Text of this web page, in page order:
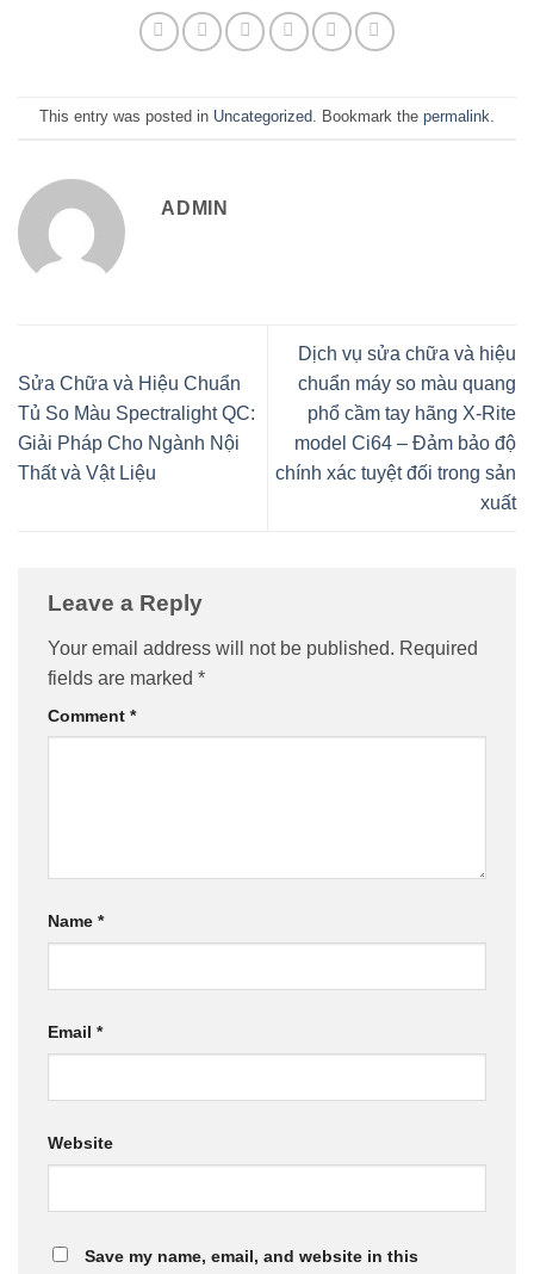
This entry was posted in Uncategorized . Bookmark the permalink
ADMIN
Sửa Chữa và Hiệu Chuẩn
Tủ So Màu Spectralight QC:
Giải Pháp Cho Ngành Nội
Thất và Vật Liệu
Dịch vụ sửa chữa và hiệu
chuẩn máy so màu quang
phổ cầm tay hãng X-Rite
model Ci64 – Đảm bảo độ
chính xác tuyệt đối trong sản
xuất
Leave a Reply
Your email address will not be published. Required
fields are marked *
Comment *
Name *
Email *
Website
Save my name, email, and website in this